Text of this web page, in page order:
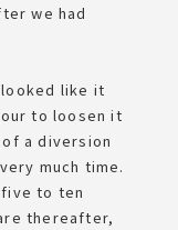
we had
like it
to loosen it
a diversion
much time.
to ten
thereafter,